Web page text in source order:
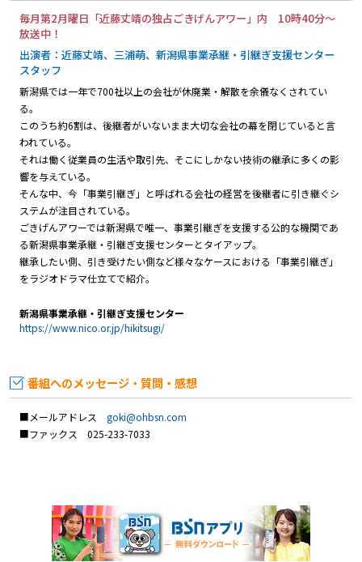
プレゼント
コンテンツ・アプリ
キッズ ケンジュ 愛の募金
Well-being 防災・減災
ショッピング
会社概要・ビジョン
お問い合わせ
毎月第2月曜日「近藤丈靖の独占ごきげんアワー」内 10時40分～
放送中！
出演者：近藤丈靖、三浦萌、新潟県事業承継・引継ぎ支援センター
スタッフ
新潟県では一年で700社以上の会社が休廃業・解散を余儀なくされてい
る。
このうち約6割は、後継者がいないまま大切な会社の幕を閉じていると言
われている。
それは働く従業員の生活や取引先、そこにしかない技術の継承に多くの影
響を与えている。
そんな中、今 「事業引継ぎ」 と呼ばれる会社の経営を後継者に引き継ぐシ
ステムが注目されている。
ごきげんアワーでは新潟県で唯一、事業引継ぎを支援する公的な機関であ
る新潟県事業承継・引継ぎ支援センターとタイアップ。
継承したい側、引き受けたい側など様々なケースにおける「事業引継ぎ」
をラジオドラマ仕立てで紹介。
新潟県事業承継・引継ぎ支援センター
https://www.nico.or.jp/hikitsugi/
番組へのメッセージ・質問・感想
■メールアドレス goki@ohbsn.com
■ファックス 025-233-7033